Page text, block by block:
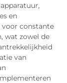
en
constante
wat zowel de
van